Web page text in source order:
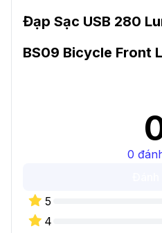
Đạp Sạc USB 280
BS09 Bicycle Front
0
5
4